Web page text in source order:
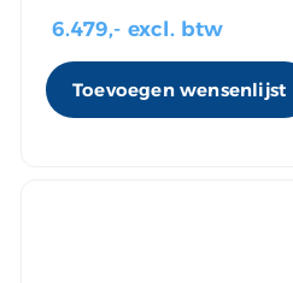
6.479,- excl. btw
Toevoegen wensenlijst